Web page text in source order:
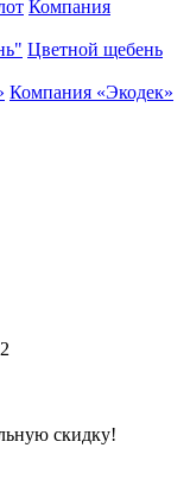
Компания
Цветной щебень
Компания «Экодек»
скидку!